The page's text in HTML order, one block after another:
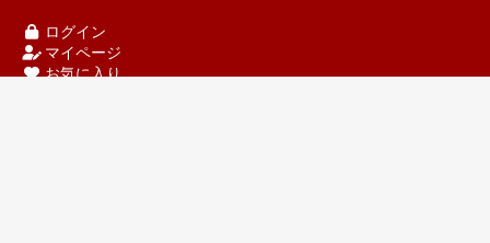
ログイン
マイページ
お気に入り